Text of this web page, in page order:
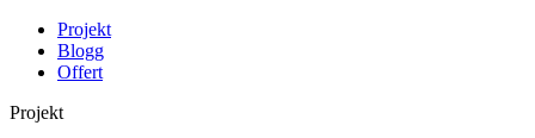
Projekt
Blogg
Offert
Projekt